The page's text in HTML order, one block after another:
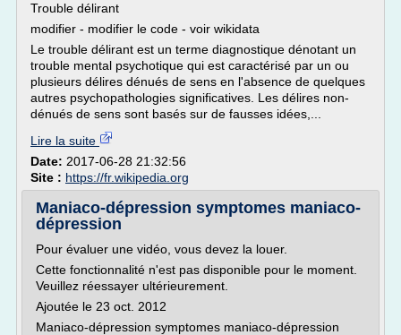
Trouble délirant
modifier - modifier le code - voir wikidata
Le trouble délirant est un terme diagnostique dénotant un
trouble mental psychotique qui est caractérisé par un ou
plusieurs délires dénués de sens en l'absence de quelques
autres psychopathologies significatives. Les délires non-
dénués de sens sont basés sur de fausses idées,...
Lire la suite
Date: 2017-06-28 21:32:56
Site : https://fr.wikipedia.org
Maniaco-dépression symptomes maniaco-
dépression
Pour évaluer une vidéo, vous devez la louer.
Cette fonctionnalité n'est pas disponible pour le moment.
Veuillez réessayer ultérieurement.
Ajoutée le 23 oct. 2012
Maniaco-dépression symptomes maniaco-dépression